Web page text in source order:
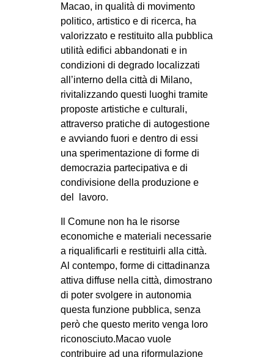
STUDENTI
CULTURE
ARTE
CINEMA
MANIFESTI
MUSICA
RECENSIONI
INTERNAZIONALE
AFRICA
ESTREMO ORIENTE
EUROPA
MEDIO ORIENTE
MONDO
EVENTI
in
Macao, in qualità di movimento
politico, artistico e di ricerca, ha
valorizzato e restituito alla pubblica
utilità edifici abbandonati e in
condizioni di degrado localizzati
all’interno della città di Milano,
rivitalizzando questi luoghi tramite
proposte artistiche e culturali,
attraverso pratiche di autogestione
e avviando fuori e dentro di essi
una sperimentazione di forme di
democrazia partecipativa e di
condivisione della produzione e
del lavoro.
Il Comune non ha le risorse
economiche e materiali necessarie
a riqualificarli e restituirli alla città.
Al contempo, forme di cittadinanza
attiva diffuse nella città, dimostrano
di poter svolgere in autonomia
questa funzione pubblica, senza
però che questo merito venga loro
riconosciuto.Macao vuole
contribuire ad una riformulazione